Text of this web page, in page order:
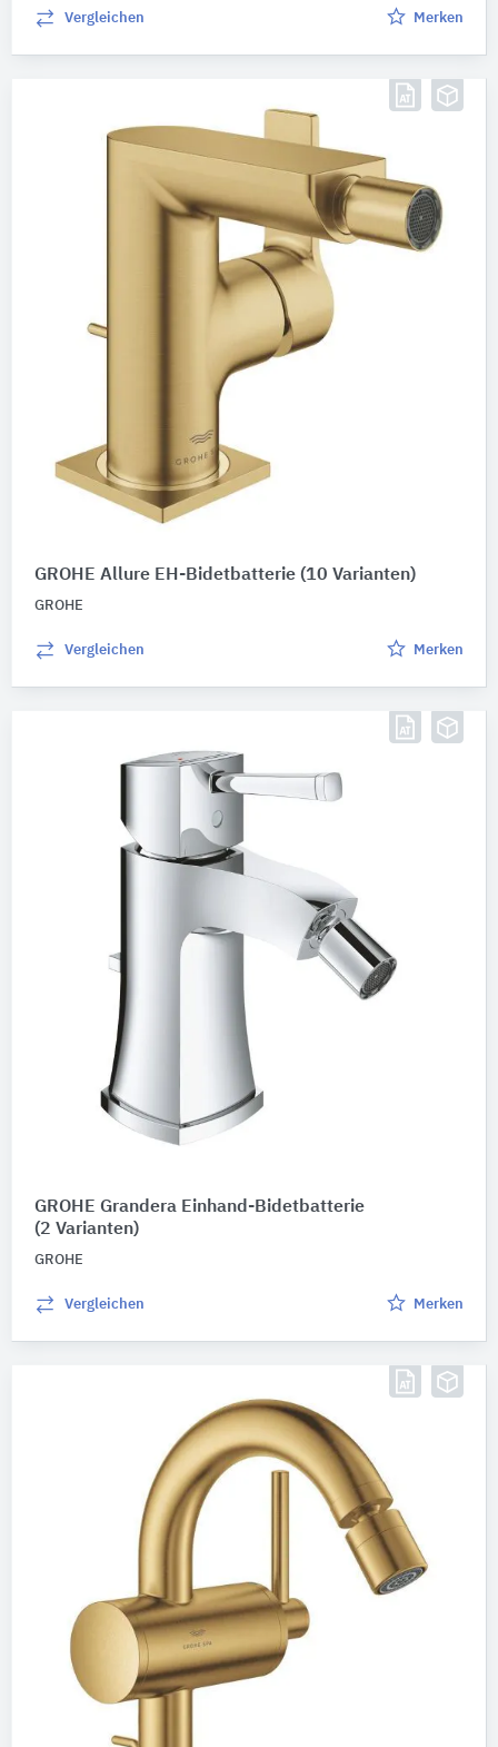
Anzahl der Armaturenlöcher
Bitte auswählen
Oberfläche
Bitte auswählen
Bitte auswählen
125
Vergleichen Merken
GROHE Allure EH-Bidetbatterie (10 Varianten)
GROHE
Vergleichen Merken
GROHE Grandera Einhand-Bidetbatterie
(2 Varianten)
GROHE
Vergleichen Merken